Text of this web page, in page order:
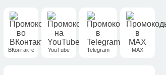
ВКонтакте YouTube Telegram MAX